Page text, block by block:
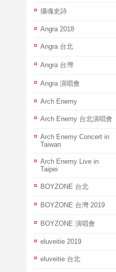
攝魂史詩
Angra 2018
Angra 台北
Angra 台灣
Angra 演唱會
Arch Enemy
Arch Enemy 台北演唱會
Arch Enemy Concert in
Taiwan
Arch Enemy Live in
Taipei
BOYZONE 台北
BOYZONE 台灣 2019
BOYZONE 演唱會
eluveitie 2019
eluveitie 台北